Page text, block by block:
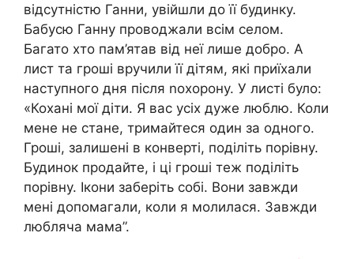
відсутністю Ганни, увійшли до її будинку.
Бабусю Ганну проводжали всім селом.
Багато хто пам’ятав від неї лише добро. А
лист та гроші вручили її дітям, які приїхали
наступного дня після nохорону. У листі було:
«Кохані мої діти. Я вас усіх дуже люблю. Коли
мене не стане, тримайтеся один за одного.
Гроші, залишені в конверті, поділіть порівну.
Будинок продайте, і ці гроші теж поділіть
порівну. Ікони заберіть собі. Вони завжди
мені допомагали, коли я молилася. Завжди
любляча мама”.